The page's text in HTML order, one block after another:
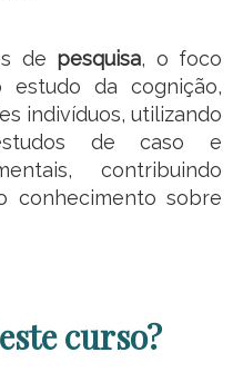
de pesquisa, o foco
da cognição,
indivíduos, utilizando
de caso e
contribuindo
conhecimento sobre
curso?